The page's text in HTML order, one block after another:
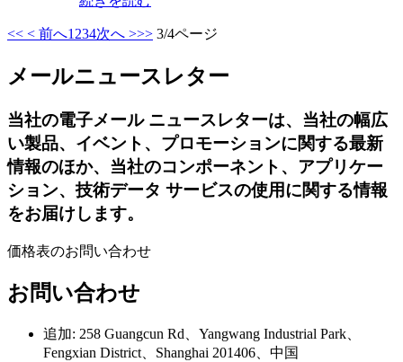
<< < 前へ1 234次へ >>> 3/4ページ
メールニュースレター
当社の電子メール ニュースレターは、当社の幅広
い製品、イベント、プロモーションに関する最新
情報のほか、当社のコンポーネント、アプリケー
ション、技術データ サービスの使用に関する情報
をお届けします。
価格表のお問い合わせ
お問い合わせ
追加: 258 Guangcun Rd、Yangwang Industrial Park、
Fengxian District、Shanghai 201406、中国